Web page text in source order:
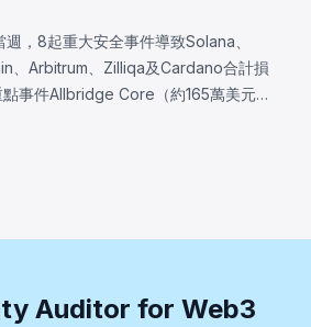
，8起重大安全事件導致Solana、
、Arbitrum、Zilliqa及Cardano合計損
事件Allbridge Core（約165萬美元）
Auditor for Web3